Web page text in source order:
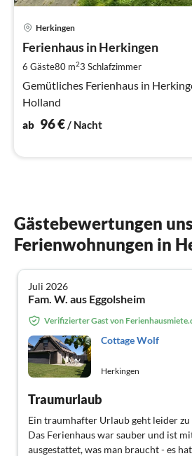
Herkingen
Ferienhaus in Herkingen
6 Gäste80 m23 Schlafzimmer
Gemütliches Ferienhaus in
Holland
ab 96€ / Nacht
Gästebewertungen
Ferienwohnungen in
Juli 2026
Fam. W. aus Eggolsheim
Verifizierter Gast von
Cottage Wolf
Herkingen
Traumurlaub
Ein traumhafter Urlaub geht leider zu
Das Ferienhaus war sauber und ist
ausgestattet, was man braucht - es hat